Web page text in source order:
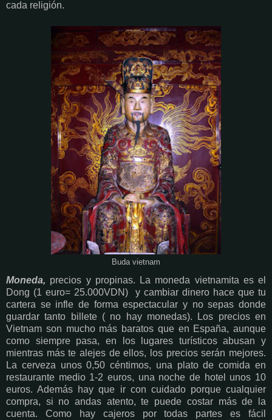
cada religión.
Buda vietnam
Moneda, precios y propinas. La moneda vietnamita es el
Dong (1 euro= 25.000VDN) y cambiar dinero hace que tu
cartera se infle de forma espectacular y no sepas donde
guardar tanto billete ( no hay monedas). Los precios en
Vietnam son mucho más baratos que en España, aunque
como siempre pasa, en los lugares turísticos abusan y
mientras más te alejes de ellos, los precios serán mejores.
La cerveza unos 0,50 céntimos, una plato de comida en
restaurante medio 1-2 euros, una noche de hotel unos 10
euros. Además hay que ir con cuidado porque cualquier
compra, si no andas atento, te puede costar más de la
cuenta. Como hay cajeros por todas partes es fácil